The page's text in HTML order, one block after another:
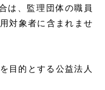
、監理団体の職員
対象者に含まれませ
目的とする公益法人